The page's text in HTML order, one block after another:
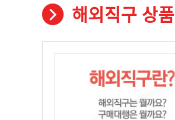
해외직구 상품